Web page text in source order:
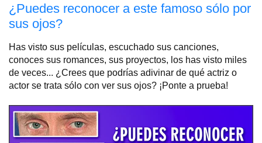
¿Puedes reconocer a este famoso sólo por
sus ojos?
Has visto sus películas, escuchado sus canciones,
conoces sus romances, sus proyectos, los has visto miles
de veces... ¿Crees que podrías adivinar de qué actriz o
actor se trata sólo con ver sus ojos? ¡Ponte a prueba!